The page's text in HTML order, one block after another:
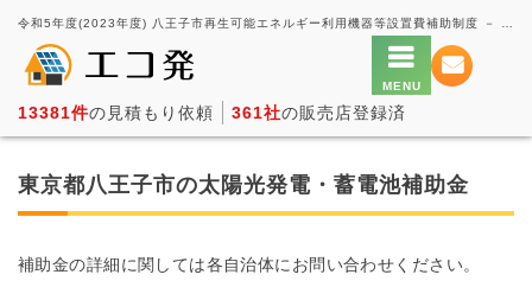
13381件の見積もり依頼 361社の販売店登録済
東京都八王子市の太陽光発電・蓄電池補助金
補助金の詳細に関しては各自治体にお問い合わせください。